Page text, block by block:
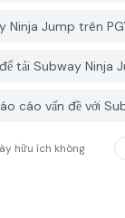
hữu ích không